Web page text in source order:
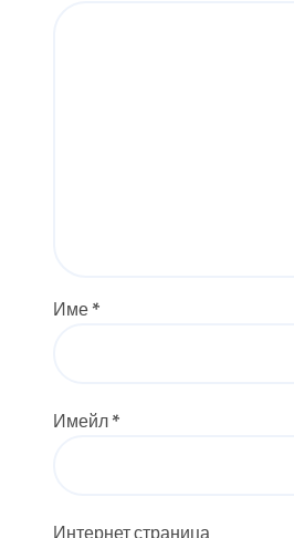
Име *
Имейл *
Интернет страница